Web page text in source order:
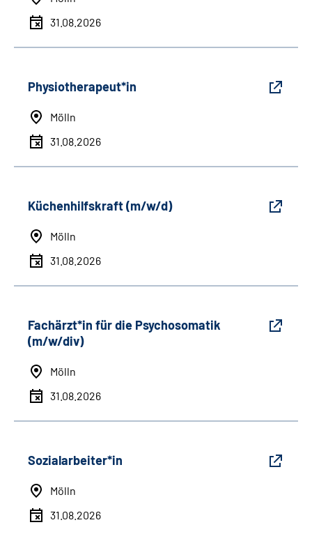
31.08.2026
Physiotherapeut*in
Mölln
31.08.2026
Küchenhilfskraft (m/w/d)
Mölln
31.08.2026
Fachärzt*in für die Psychosomatik
(m/w/div)
Mölln
31.08.2026
Sozialarbeiter*in
Mölln
31.08.2026